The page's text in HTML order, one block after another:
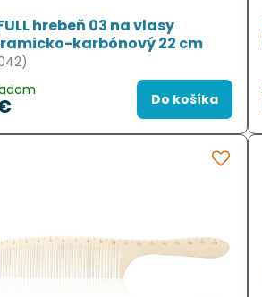
hrebeň 03 na vlasy
karbónový 22 cm
Do košíka